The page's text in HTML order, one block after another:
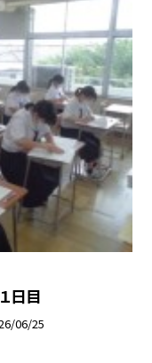
日目
06/25